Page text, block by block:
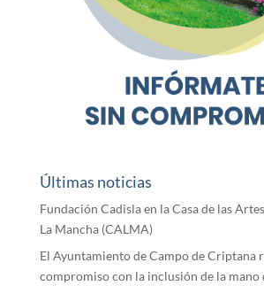
Últimas noticias
Fundación Cadisla en la Casa de las
La Mancha (CALMA)
El Ayuntamiento de Campo de Criptana
compromiso con la inclusión de la mano